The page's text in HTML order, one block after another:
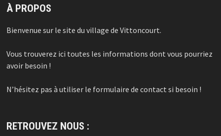
À PROPOS
Bienvenue sur le site du village de Vittoncourt.
Vous trouverez ici toutes les informations dont vous pourriez
avoir besoin !
N’hésitez pas à utiliser le formulaire de contact si besoin !
RETROUVEZ NOUS :